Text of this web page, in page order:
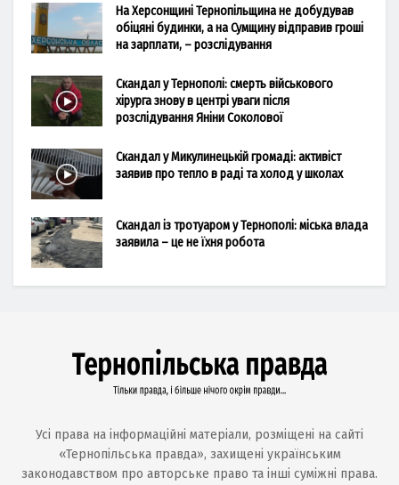
На Херсонщині Тернопільщина не добудував
обіцяні будинки, а на Сумщину відправив гроші
на зарплати, – розслідування
Скандал у Тернополі: смерть військового
хірурга знову в центрі уваги після
розслідування Яніни Соколової
Скандал у Микулинецькій громаді: активіст
заявив про тепло в раді та холод у школах
Скандал із тротуаром у Тернополі: міська влада
заявила – це не їхня робота
Усі права на інформаційні матеріали, розміщені на сайті
«Тернопільська правда», захищені українським
законодавством про авторське право та інші суміжні права.